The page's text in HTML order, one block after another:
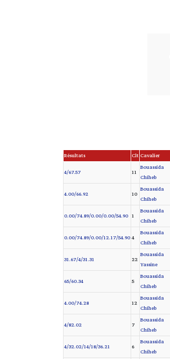
Cavalier
Clt
Résultats
Bouassida
Chiheb
11
4/67.57
Bouassida
Chiheb
10
4.00/66.92
Bouassida
Chiheb
1
0.00/74.89/0.00/0.00/54.90
Bouassida
Chiheb
4
0.00/74.89/0.00/12.17/54.90
Bouassida
Yassine
22
31.67/4/31.31
Bouassida
Chiheb
5
65/60.34
Bouassida
Chiheb
12
4.00/74.28
Bouassida
Chiheb
7
4/82.02
Bouassida
Chiheb
6
4/32.02/14/18/36.21